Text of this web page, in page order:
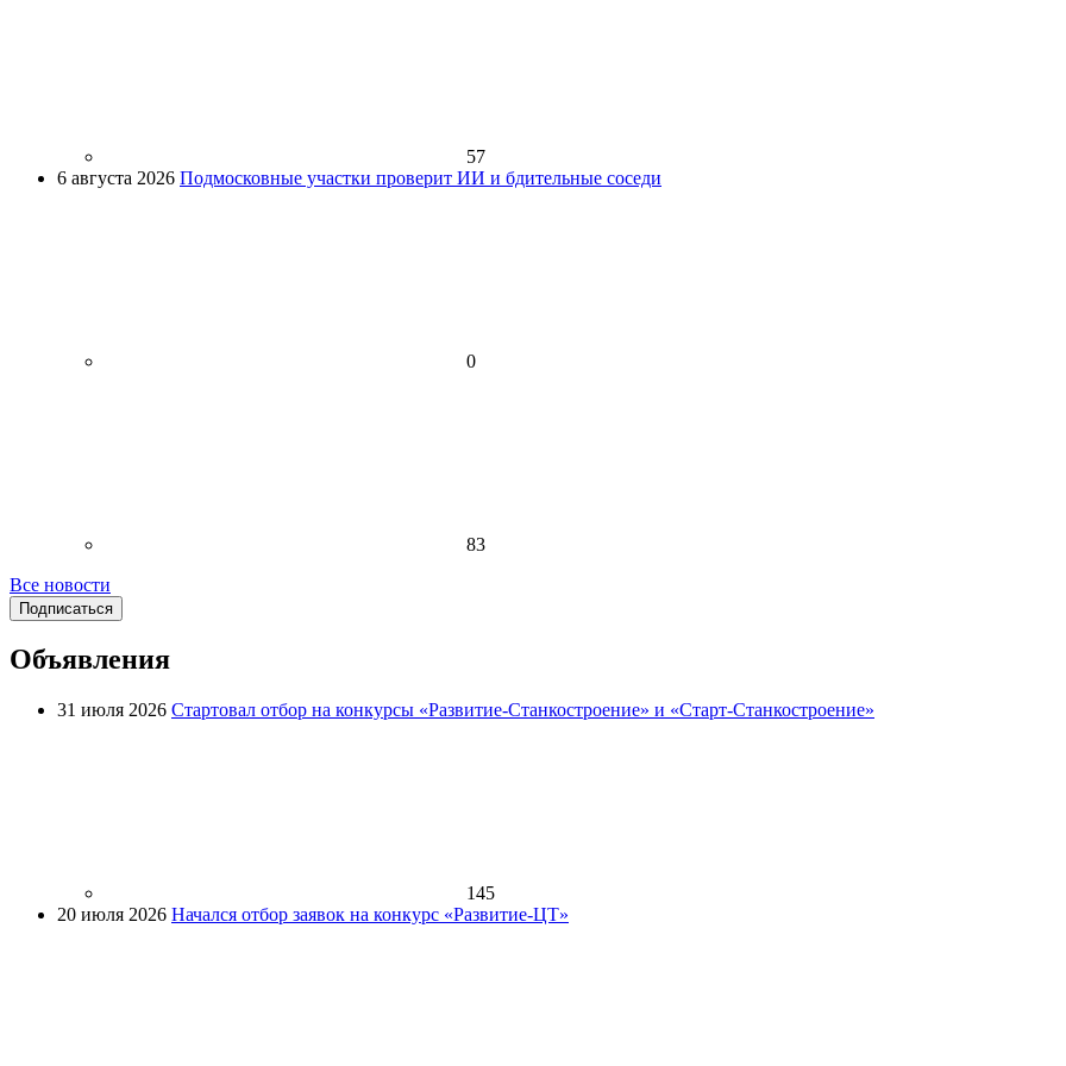
57
6 августа 2026 Подмосковные участки проверит ИИ и бдительные соседи
0
83
Все новости
Подписаться
Объявления
31 июля 2026 Стартовал отбор на конкурсы «Развитие-Станкостроение» и «Старт-Станкостроение»
145
20 июля 2026 Начался отбор заявок на конкурс «Развитие-ЦТ»